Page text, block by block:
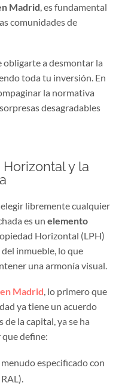
Madrid , es fundamental
comunidades de
obligarte a desmontar la
toda tu inversión. En
la normativa
desagradables
y la
libremente cualquier
es un elemento
Horizontal (LPH)
inmueble, lo que
una armonía visual.
Madrid , lo primero que
ya tiene un acuerdo
de la capital, ya se ha
define:
especificado con